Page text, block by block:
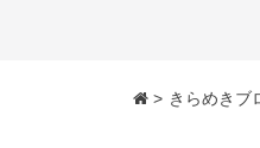
きらめきブ